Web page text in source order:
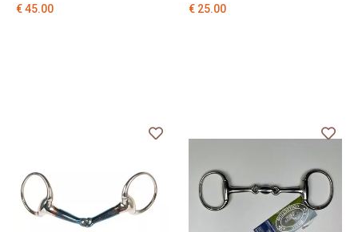
€ 45.00
€ 25.00